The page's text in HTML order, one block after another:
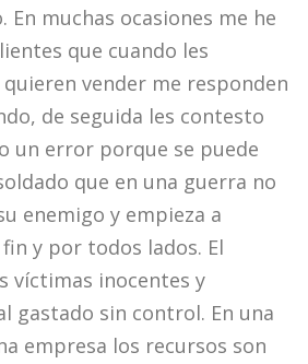
muchas ocasiones me he
que cuando les
vender me responden
de seguida les contesto
un error porque se puede
que en una guerra no
enemigo y empieza a
y por todos lados. El
víctimas inocentes y
gastado sin control. En una
empresa los recursos son